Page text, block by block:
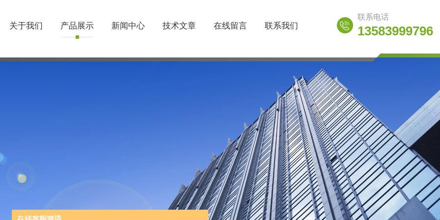
关于我们 产品展示 新闻中心 技术文章 在线留言 联系我们
联系电话
13583999796